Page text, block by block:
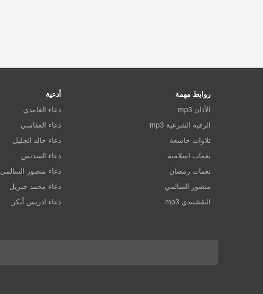
روابط مهمة
الأذان mp3
الرقية الشرعية mp3
تلاوات خاشعة
نغمات اسلامية
نغمات رمضان
منصور السالمي
النقشبندي mp3
أدعية
دعاء الغامدي
دعاء العفاسي
دعاء خالد الجليل
دعاء السديس
دعاء منصور السالمي
دعاء محمد جبريل
دعاء ادريس أبكر